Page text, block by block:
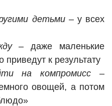
детьми– у всех
– даже маленькие
к результату
на компромисс –
овощей, а потом